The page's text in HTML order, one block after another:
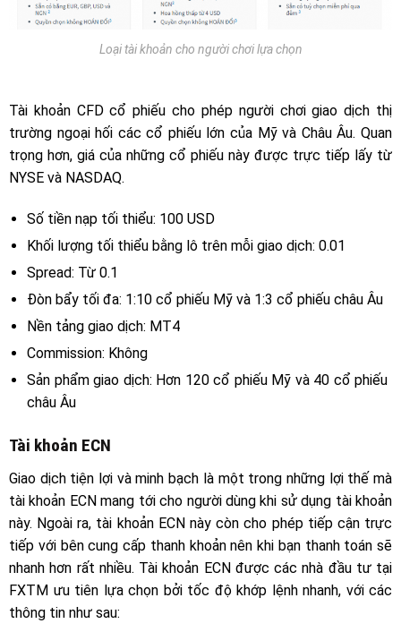
Loại tài khoản cho người chơi lựa chọn
Tài khoản CFDcổ phiếu cho phép người chơi giao dịch thị
trường ngoại hối các cổ phiếu lớn của Mỹ và Châu Âu. Quan
trọng hơn, giá của những cổ phiếu này được trực tiếp lấy từ
NYSE và NASDAQ.
Số tiền nạp tối thiểu: 100 USD
Khối lượng tối thiểu bằng lô trên mỗi giao dịch: 0.01
Spread: Từ 0.1
Đòn bẩy tối đa: 1:10 cổ phiếu Mỹ và 1:3 cổ phiếu châu Âu
Nền tảng giao dịch: MT4
Commission: Không
Sản phẩm giao dịch: Hơn 120 cổ phiếu Mỹ và 40 cổ phiếu
châu Âu
Tài khoản ECN
Giao dịch tiện lợi và minh bạch là một trong những lợi thế mà
tài khoản ECN mang tới cho người dùng khi sử dụng tài khoản
này. Ngoài ra, tài khoản ECN này còn cho phép tiếp cận trực
tiếp với bên cung cấp thanh khoản nên khi bạn thanh toán sẽ
nhanh hơn rất nhiều. Tài khoản ECN được các nhà đầu tư tại
FXTM ưu tiên lựa chọn bởi tốc độ khớp lệnh nhanh, với các
thông tin như sau: